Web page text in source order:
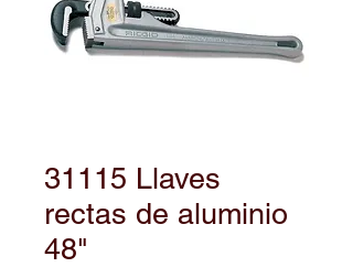
31115 Llaves
rectas de aluminio
48"